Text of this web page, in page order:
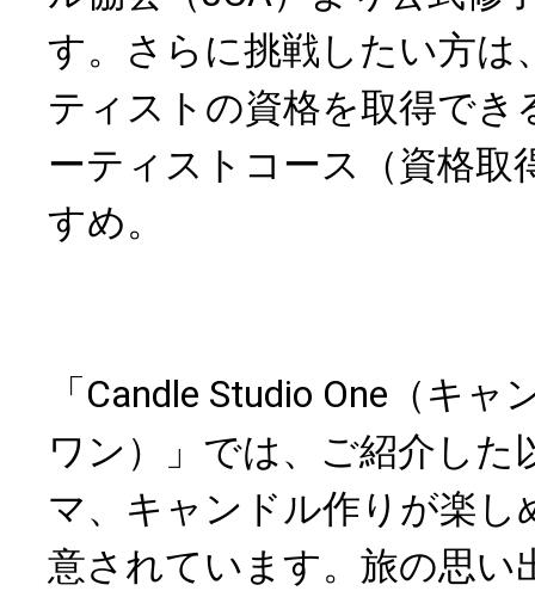
す。さらに挑戦したい方は
ティストの資格を取得でき
ーティストコース（資格取
すめ。
「Candle Studio One（キ
ワン）」では、ご紹介した
マ、キャンドル作りが楽し
意されています。旅の思い